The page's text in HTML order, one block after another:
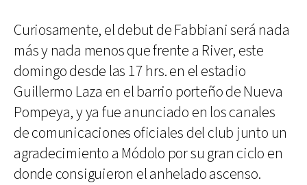
Curiosamente, el debut de Fabbiani será nada
más y nada menos que frente a River, este
domingo desde las 17 hrs. en el estadio
Guillermo Laza en el barrio porteño de Nueva
Pompeya, y ya fue anunciado en los canales
de comunicaciones oficiales del club junto un
agradecimiento a Módolo por su gran ciclo en
donde consiguieron el anhelado ascenso.